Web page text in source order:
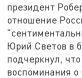
президент
отношение
Юрий Светов в
подчеркнул,
воспоминания